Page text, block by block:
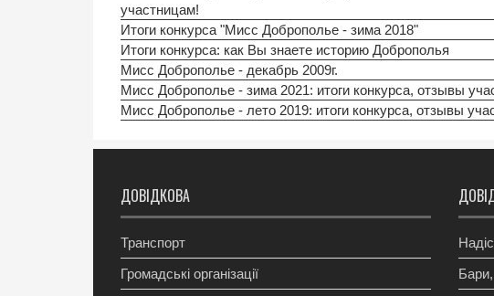
участницам!
Итоги конкурса "Мисс Доброполье - зима 2018"
Итоги конкурса: как Вы знаете историю Доброполья
Мисс Доброполье - декабрь 2009г.
Мисс Доброполье - зима 2021: итоги конкурса, отзывы
Мисс Доброполье - лето 2019: итоги конкурса, отзывы
ДОВІДКОВА
Транспорт
Громадські організації